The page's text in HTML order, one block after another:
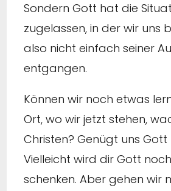
Sondern Gott hat die
zugelassen, in der wir uns
also nicht einfach seiner
entgangen.
Können wir noch etwas
Ort, wo wir jetzt stehen,
Christen? Genügt uns
Vielleicht wird dir Gott
schenken. Aber gehen wir